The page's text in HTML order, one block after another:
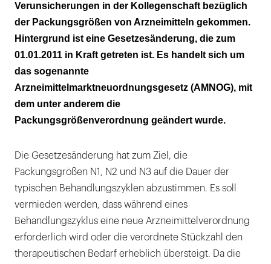
Empfehlung der AKZ zur Rezeptierung
Verunsicherungen in der Kollegenschaft bezüglich
der Packungsgrößen von Arzneimitteln gekommen.
Hintergrund ist eine Gesetzesänderung, die zum
01.01.2011 in Kraft getreten ist. Es handelt sich um
das sogenannte
Arzneimittelmarktneuordnungsgesetz (AMNOG), mit
dem unter anderem die
Packungsgrößenverordnung geändert wurde.
Die Gesetzesänderung hat zum Ziel, die
Packungsgrößen N1, N2 und N3 auf die Dauer der
typischen Behandlungszyklen abzustimmen. Es soll
vermieden werden, dass während eines
Behandlungszyklus eine neue Arzneimittelverordnung
erforderlich wird oder die verordnete Stückzahl den
therapeutischen Bedarf erheblich übersteigt. Da die